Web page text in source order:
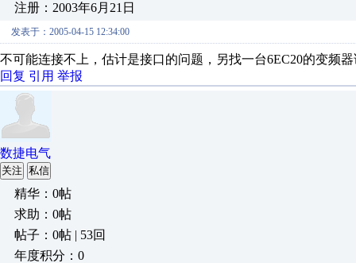
注册：2003年6月21日
发表于：2005-04-15 12:34:00
不可能连接不上，估计是接口的问题，另找一台6EC20的变频
回复 引用 举报
数捷电气
关注 私信
精华：0帖
求助：0帖
帖子：0帖 | 53回
年度积分：0